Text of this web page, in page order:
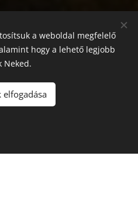
60270/2025/2300092318647
a weboldal megfelelő
hogy a lehető legjobb
Neked.
elfogadása